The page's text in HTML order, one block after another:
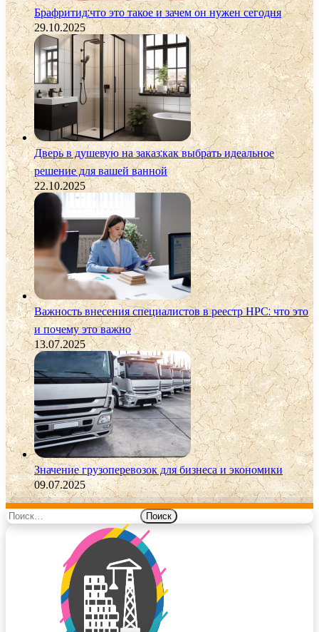
Брафритид:что это такое и зачем он нужен сегодня
29.10.2025
Дверь в душевую на заказ:как выбрать идеальное
решение для вашей ванной
22.10.2025
Важность внесения специалистов в реестр НРС: что это
и почему это важно
13.07.2025
Значение грузоперевозок для бизнеса и экономики
09.07.2025
Найти: